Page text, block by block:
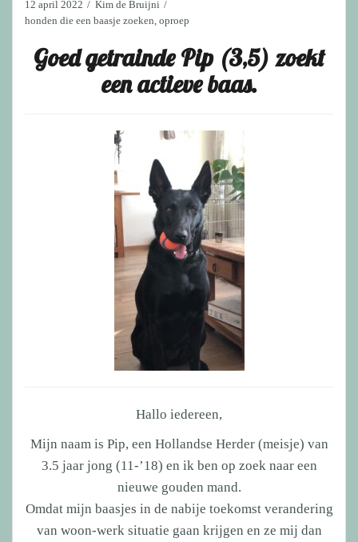
12 april 2022
Kim de Bruijni
honden die een baasje zoeken oproep
Goed getrainde Pip (3,5) zoekt
een actieve baas.
Hallo iedereen,
Mijn naam is Pip, een Hollandse Herder (meisje) van
3.5 jaar jong (11-’18) en ik ben op zoek naar een
nieuwe gouden mand.
Omdat mijn baasjes in de nabije toekomst verandering
van woon-werk situatie gaan krijgen en ze mij dan